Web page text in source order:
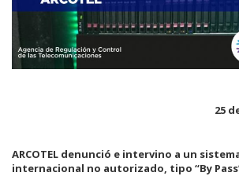
25
ARCOTEL denunció e intervino a un
internacional no autorizado, tipo “By